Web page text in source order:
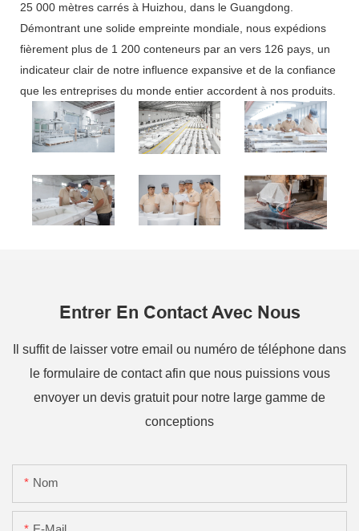
25 000 mètres carrés à Huizhou, dans le Guangdong.
Démontrant une solide empreinte mondiale, nous expédions
fièrement plus de 1 200 conteneurs par an vers 126 pays, un
indicateur clair de notre influence expansive et de la confiance
que les entreprises du monde entier accordent à nos produits.
Entrer En Contact Avec Nous
Il suffit de laisser votre email ou numéro de téléphone dans
le formulaire de contact afin que nous puissions vous
envoyer un devis gratuit pour notre large gamme de
conceptions
Nom